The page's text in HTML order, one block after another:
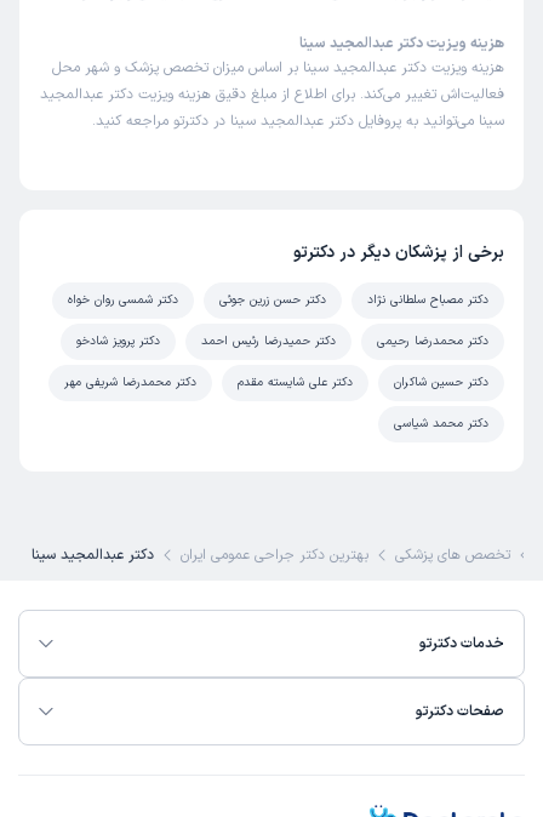
هزینه ویزیت دکتر عبدالمجید سینا
هزینه ویزیت دکتر عبدالمجید سینا بر اساس میزان تخصص پزشک و شهر محل
فعالیت‌اش تغییر می‌کند. برای اطلاع از مبلغ دقیق هزینه ویزیت دکتر عبدالمجید
سینا می‌توانید به پروفایل دکتر عبدالمجید سینا در دکترتو مراجعه کنید.
برخی از پزشکان دیگر در دکترتو
دکتر مصباح سلطانی نژاد دکتر حسن زرین جوئی دکتر شمسی روان خواه
دکتر محمدرضا رحیمی دکتر حمیدرضا رئیس احمد دکتر پرویز شادخو
دکتر حسین شاکران دکتر علی شایسته مقدم دکتر محمدرضا شریفی مهر
دکتر محمد شیاسی
تخصص های پزشکی بهترین دکتر جراحی عمومی ایران دکتر عبدالمجید سینا
خدمات دکترتو
صفحات دکترتو